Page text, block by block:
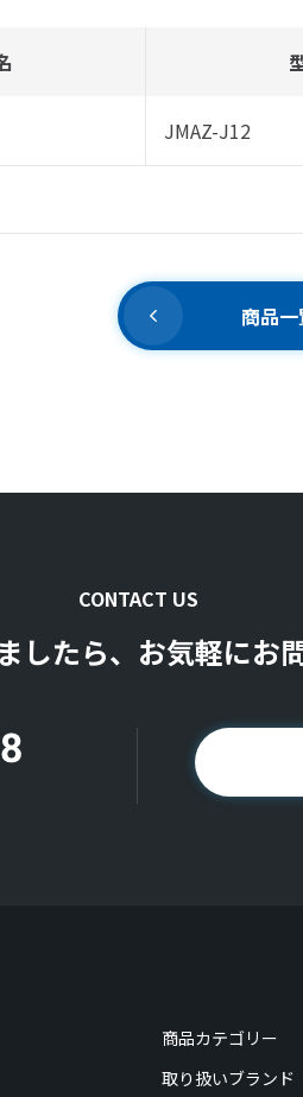
JMAZ-J12
商品
CONTACT US
したら、お気軽にお
商品カテゴリー
取り扱いブランド